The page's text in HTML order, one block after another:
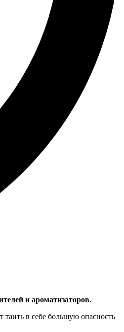
и ароматизаторов.
таить в себе большую опасность